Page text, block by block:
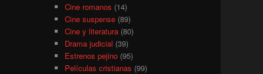
Cine romanos (14)
Cine suspense(89)
Cine y literatura(80)
Drama judicial (39)
Estrenos pejino(95)
Películas cristianas (99)